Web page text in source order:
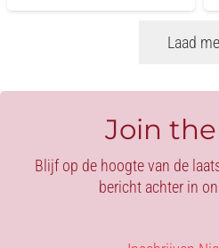
Laad
Join
Blijf op de hoogte van de
bericht achter in